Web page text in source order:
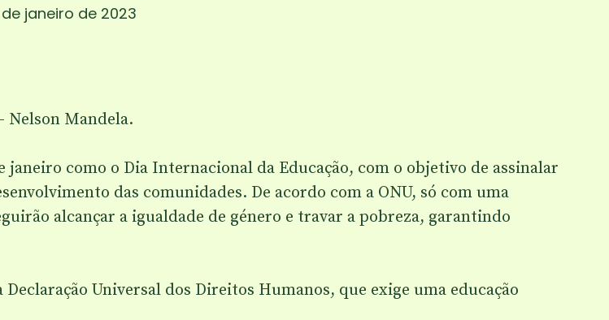
janeiro de 2023
Nelson Mandela.
janeiro como o Dia Internacional da Educação, com o objetivo de assinalar
das comunidades. De acordo com a ONU, só com uma
alcançar a igualdade de género e travar a pobreza, garantindo
Universal dos Direitos Humanos, que exige uma educação